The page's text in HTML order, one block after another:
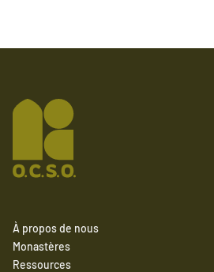
À propos de nous
Monastères
Ressources